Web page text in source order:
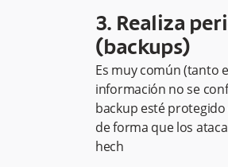
3. Realiza
(backups)
Es muy común (tanto
información no se
backup esté
de forma que los
hech